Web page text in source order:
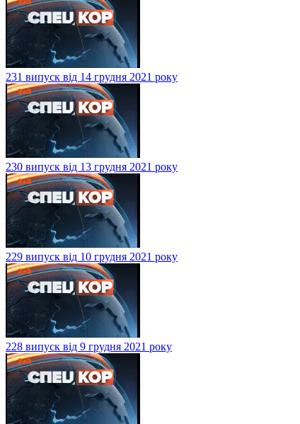
231 випуск від 14 грудня 2021 року
230 випуск від 13 грудня 2021 року
229 випуск від 10 грудня 2021 року
228 випуск від 9 грудня 2021 року